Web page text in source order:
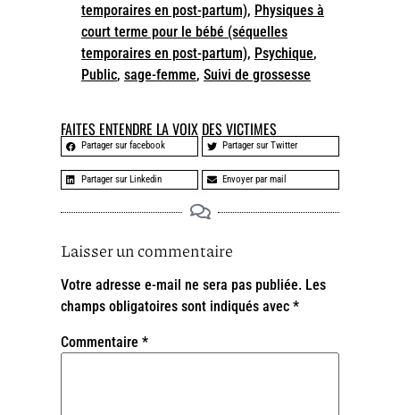
temporaires en post-partum), Physiques à
court terme pour le bébé (séquelles
temporaires en post-partum), Psychique,
Public, sage-femme, Suivi de grossesse
FAITES ENTENDRE LA VOIX DES VICTIMES
Partager sur facebook Partager sur Twitter
Partager sur Linkedin Envoyer par mail
Laisser un commentaire
Votre adresse e-mail ne sera pas publiée. Les
champs obligatoires sont indiqués avec *
Commentaire *